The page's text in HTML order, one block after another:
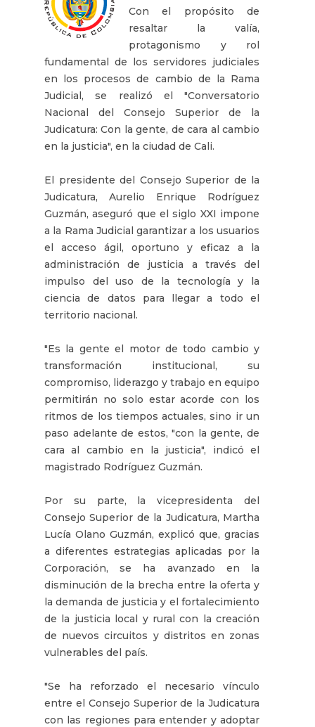
Con el propósito de
resaltar la valía,
protagonismo y rol
fundamental de los servidores judiciales
en los procesos de cambio de la Rama
Judicial, se realizó el "Conversatorio
Nacional del Consejo Superior de la
Judicatura: Con la gente, de cara al cambio
en la justicia", en la ciudad de Cali.
El presidente del Consejo Superior de la
Judicatura, Aurelio Enrique Rodríguez
Guzmán, aseguró que el siglo XXI impone
a la Rama Judicial garantizar a los usuarios
el acceso ágil, oportuno y eficaz a la
administración de justicia a través del
impulso del uso de la tecnología y la
ciencia de datos para llegar a todo el
territorio nacional.
"Es la gente el motor de todo cambio y
transformación institucional, su
compromiso, liderazgo y trabajo en equipo
permitirán no solo estar acorde con los
ritmos de los tiempos actuales, sino ir un
paso adelante de estos, "con la gente, de
cara al cambio en la justicia", indicó el
magistrado Rodríguez Guzmán.
Por su parte, la vicepresidenta del
Consejo Superior de la Judicatura, Martha
Lucía Olano Guzmán, explicó que, gracias
a diferentes estrategias aplicadas por la
Corporación, se ha avanzado en la
disminución de la brecha entre la oferta y
la demanda de justicia y el fortalecimiento
de la justicia local y rural con la creación
de nuevos circuitos y distritos en zonas
vulnerables del país.
"Se ha reforzado el necesario vínculo
entre el Consejo Superior de la Judicatura
con las regiones para entender y adoptar